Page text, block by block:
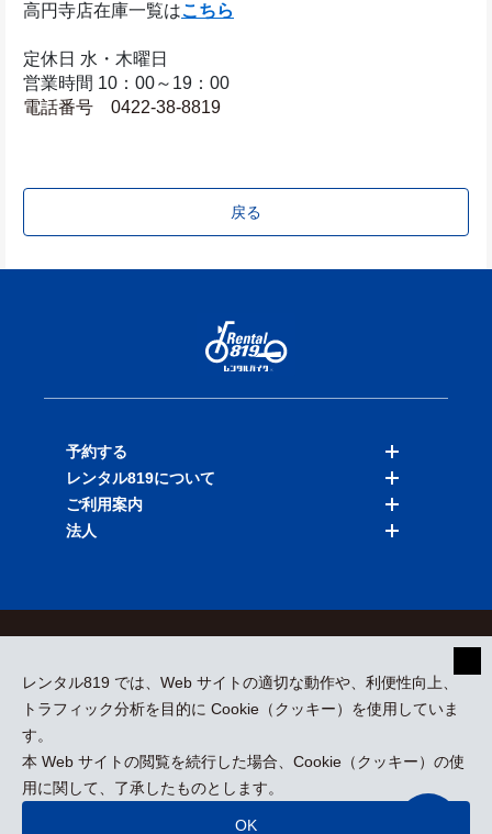
高円寺店在庫一覧はこちら
定休日 水・木曜日
営業時間 10：00～19：00
電話番号　0422-38-8819
戻る
レンタル819 では、Web サイトの適切な動作や、利便性向上、
トラフィック分析を目的に Cookie（クッキー）を使用していま
す。
本 Web サイトの閲覧を続行した場合、Cookie（クッキー）の使
用に関して、了承したものとします。
OK
予約する
バイクを探す
店舗を探す
レンタル819について
料金表
ご利用案内
法人
採用情報
プレスリリース
kizuki Rental Service © All Rights Reserved.